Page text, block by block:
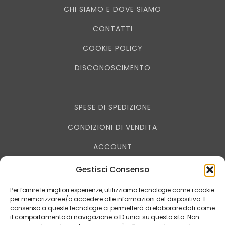
Gestisci Consenso
Per fornire le migliori esperienze, utilizziamo tecnologie come i cookie
per memorizzare e/o accedere alle informazioni del dispositivo. Il
consenso a queste tecnologie ci permetterà di elaborare dati come
il comportamento di navigazione o ID unici su questo sito. Non
CHI SIAMO E DOVE SIAMO
CONTATTI
COOKIE POLICY
DISCONOSCIMENTO
SPESE DI SPEDIZIONE
CONDIZIONI DI VENDITA
ACCOUNT
RESO - RECESSO
PRIVACY